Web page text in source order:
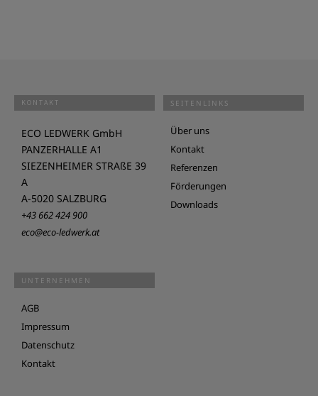
KONTAKT
ECO LEDWERK GmbH
PANZERHALLE A1
SIEZENHEIMER STRAßE 39
A
A-5020 SALZBURG
+43 662 424 900
eco@eco-ledwerk.at
SEITENLINKS
Über uns
Kontakt
Referenzen
Förderungen
Downloads
UNTERNEHMEN
AGB
Impressum
Datenschutz
Kontakt